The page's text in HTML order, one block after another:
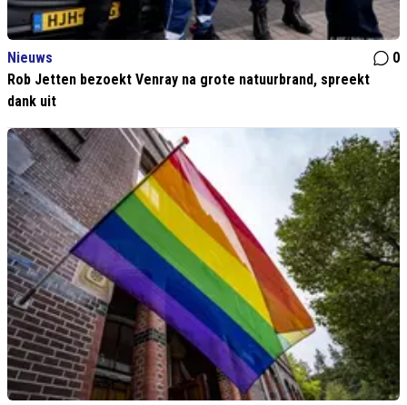
Nieuws
0
Rob Jetten bezoekt Venray na grote natuurbrand, spreekt
dank uit